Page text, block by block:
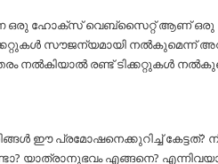
എന്ന ഒരു ഹോക്സ് വെബ്സൈറ്റ് ആണ് ഒരു
സൗജന്യമായി നല്‍കുമെന്ന്
നല്‍കിയാല്‍ രണ്ട് ടിക്കറ്റുകള്‍
ഈ പ്രമോഷനെക്കുറിച്ച് കേട്ടത്?
യാത്രാനുഭവം എങ്ങനെ?